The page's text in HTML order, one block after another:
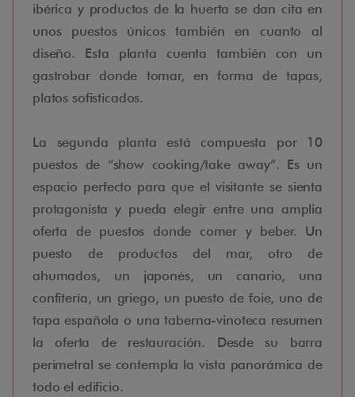
ibérica y productos de la huerta se dan cita en
unos puestos únicos también en cuanto al
diseño. Esta planta cuenta también con un
gastrobar donde tomar, en forma de tapas,
platos sofisticados.
La segunda planta está compuesta por 10
puestos de “show cooking/take away”. Es un
espacio perfecto para que el visitante se sienta
protagonista y pueda elegir entre una amplia
oferta de puestos donde comer y beber. Un
puesto de productos del mar, otro de
ahumados, un japonés, un canario, una
confitería, un griego, un puesto de foie, uno de
tapa española o una taberna-vinoteca resumen
la oferta de restauración. Desde su barra
perimetral se contempla la vista panorámica de
todo el edificio.